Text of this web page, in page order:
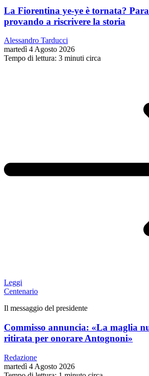
La Fiorentina ye-ye è tornata?
provando a riscrivere la storia
Alessandro Tarducci
martedì 4 Agosto 2026
Tempo di lettura: 3 minuti circa
Leggi
Centenario
Il messaggio del presidente
Commisso annuncia: «La maglia
ritirata per onorare Antognoni»
Redazione
martedì 4 Agosto 2026